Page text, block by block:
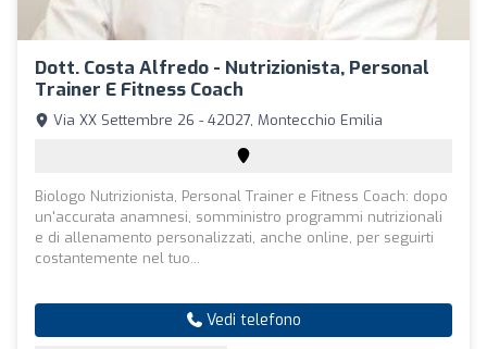
Dott. Costa Alfredo - Nutrizionista, Personal
Trainer E Fitness Coach
Via XX Settembre 26 - 42027, Montecchio Emilia
Biologo Nutrizionista, Personal Trainer e Fitness Coach: dopo
un'accurata anamnesi, somministro programmi nutrizionali
e di allenamento personalizzati, anche online, per seguirti
costantemente nel tuo...
Vedi telefono